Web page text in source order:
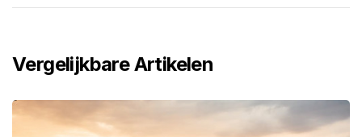
Vergelijkbare Artikelen